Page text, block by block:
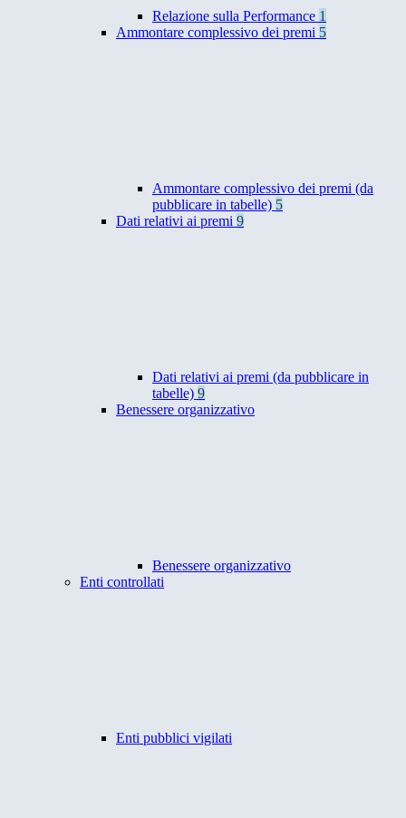
Relazione sulla Performance 1
Ammontare complessivo dei premi 5
Ammontare complessivo dei premi (da
pubblicare in tabelle) 5
Dati relativi ai premi 9
Dati relativi ai premi (da pubblicare in
tabelle) 9
Benessere organizzativo
Benessere organizzativo
Enti controllati
Enti pubblici vigilati